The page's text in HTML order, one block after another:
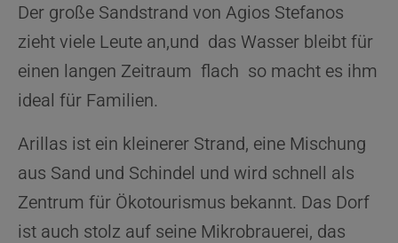
Der große Sandstrand von Agios Stefanos
zieht viele Leute an,und das Wasser bleibt für
einen langen Zeitraum flach so macht es ihm
ideal für Familien.
Arillas ist ein kleinerer Strand, eine Mischung
aus Sand und Schindel und wird schnell als
Zentrum für Ökotourismus bekannt. Das Dorf
ist auch stolz auf seine Mikrobrauerei, das